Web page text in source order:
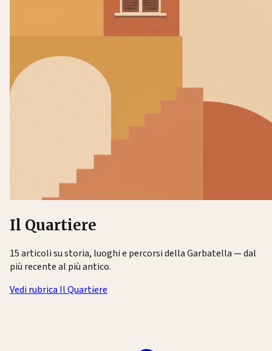
Il Quartiere
15 articoli su storia, luoghi e percorsi della Garbatella — dal
più recente al più antico.
Vedi rubrica Il Quartiere